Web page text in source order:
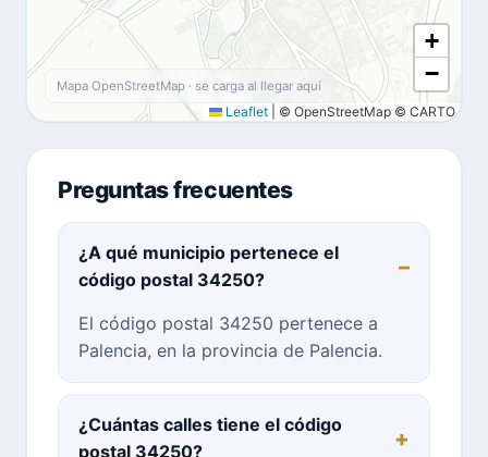
+
−
Leaflet © OpenStreetMap © CARTO
Mapa OpenStreetMap · se carga al llegar aquí
Preguntas frecuentes
¿A qué municipio pertenece el
código postal 34250?
El código postal 34250 pertenece a
Palencia, en la provincia de Palencia.
¿Cuántas calles tiene el código
postal 34250?